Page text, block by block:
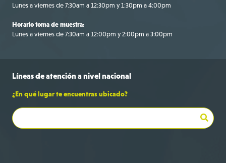
Lunes a viernes de 7:30am a 12:30pm y 1:30pm a 4:00pm
Horario toma de muestra:
Lunes a viernes de 7:30am a 12:00pm y 2:00pm a 3:00pm
Líneas deatención anivel nacional
¿En qué lugar te encuentras ubicado?